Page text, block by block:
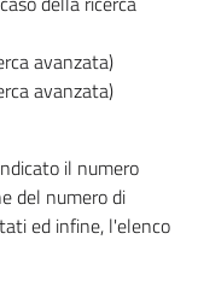
avanzata)
avanzata)
il numero
del numero di
ed infine, l'elenco